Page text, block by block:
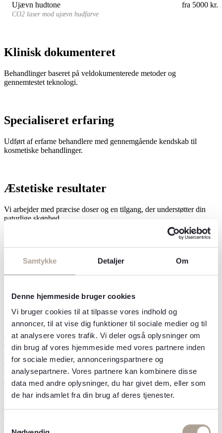
Samtykke Detaljer Om
Denne hjemmeside bruger cookies
Vi bruger cookies til at tilpasse vores indhold og
annoncer, til at vise dig funktioner til sociale medier og til
at analysere vores trafik. Vi deler også oplysninger om
din brug af vores hjemmeside med vores partnere inden
for sociale medier, annonceringspartnere og
analysepartnere. Vores partnere kan kombinere disse
data med andre oplysninger, du har givet dem, eller som
de har indsamlet fra din brug af deres tjenester.
Ujævn hudtone
CO2 laser mod ujævn hudfarve
fra 5000 kr.
Klinisk dokumenteret
Behandlinger baseret på veldokumenterede metoder og
gennemtestet teknologi.
Specialiseret erfaring
Udført af erfarne behandlere med gennemgående kendskab til
kosmetiske behandlinger.
Æstetiske resultater
Vi arbejder med præcise doser og en tilgang, der understøtter din
naturlige skønhed.
Personlig konsultation
Du få en individuel vurdering og en klar plan inden behandlingen
Ofte stillede spørgsmål
Hvordan får man en mere ensartet hud med behandling
Hvorfor bliver huden ujævn med tiden
Hvilken behandling passer bedst til ujævn hud
Hvordan forbedres ru hudstruktur effektivt
Hvordan reduceres uens hudtone og pigmentering
Hvornår vælger man CO₂-laser til ujævn hud
Hvornår er microneedling det rigtige valg
Hvordan hjælper peeling på ujævn hud
Hvor mange behandlinger kræver ujævn hud